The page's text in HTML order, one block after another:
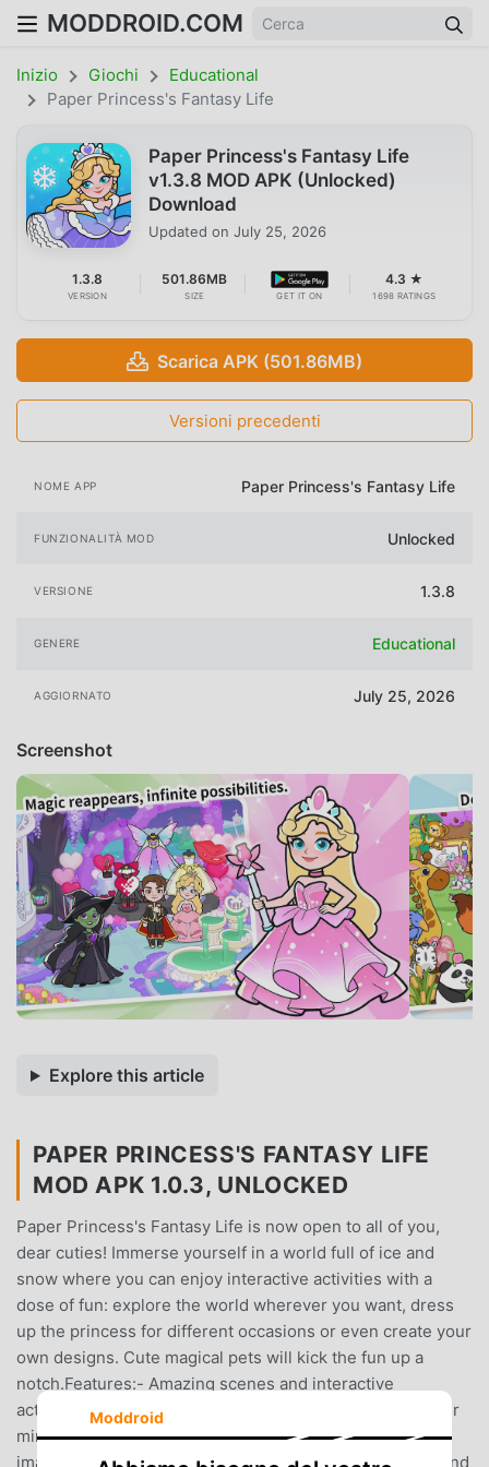
MODDROID.COM
Inizio Giochi
Educational
Paper Princess's Fantasy Life
Paper Princess's Fantasy Life
v1.3.8 MOD APK (Unlocked)
Download
Updated on July 25, 2026
1.3.8
VERSION
501.86MB
SIZE GET IT ON
4.3 ★
1698 RATINGS
Scarica APK (501.86MB)
Versioni precedenti
NOME APP Paper Princess's Fantasy Life
FUNZIONALITÀ MOD Unlocked
VERSIONE 1.3.8
GENERE Educational
AGGIORNATO July 25, 2026
Screenshot
Explore this article
PAPER PRINCESS'S FANTASY LIFE
MOD APK 1.0.3, UNLOCKED
Paper Princess's Fantasy Life is now open to all of you,
dear cuties! Immerse yourself in a world full of ice and
snow where you can enjoy interactive activities with a
dose of fun: explore the world wherever you want, dress
up the princess for different occasions or even create your
own designs. Cute magical pets will kick the fun up a
notch.Features:- Amazing scenes and interactive
activities- Tons of fabulous outfits and items to blow your
mind.- Dye and create your design. Unleash your
imagination.- Enjoy hours of fun with lovely characters and
Moddroid